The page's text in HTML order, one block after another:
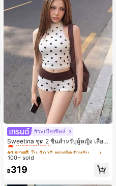
#ระเบียงชิลล์
Sweetina ชุด 2 ชิ้นสำหรับผู้หญิง เสื้อก
ล้ามเข้ารูปพิมพ์ลายจุดสีบล็อกหลังเปิด
และกางเกงขาสั้นเอวพับ
#1 ขายดี
เกือบหมดแล้ว!
#1 ขายดี
เกือบหมดแล้ว!
#1 ขายดี
เกือบหมดแล้ว!
#1 ขายดี
100+ sold
฿319